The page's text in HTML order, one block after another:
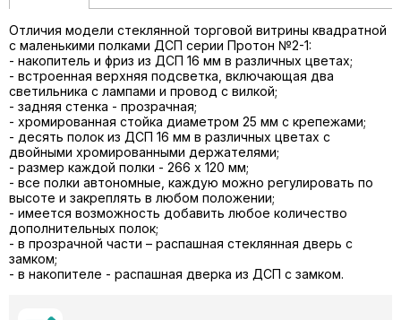
Отличия модели стеклянной торговой витрины квадратной
с маленькими полками ДСП серии Протон №2-1:
- накопитель и фриз из ДСП 16 мм в различных цветах;
- встроенная верхняя подсветка, включающая два
светильника с лампами и провод с вилкой;
- задняя стенка - прозрачная;
- хромированная стойка диаметром 25 мм с крепежами;
- десять полок из ДСП 16 мм в различных цветах с
двойными хромированными держателями;
- размер каждой полки - 266 х 120 мм;
- все полки автономные, каждую можно регулировать по
высоте и закреплять в любом положении;
- имеется возможность добавить любое количество
дополнительных полок;
- в прозрачной части – распашная стеклянная дверь с
замком;
- в накопителе - распашная дверка из ДСП с замком.